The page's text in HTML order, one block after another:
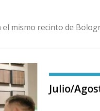
el mismo recinto de
Julio/